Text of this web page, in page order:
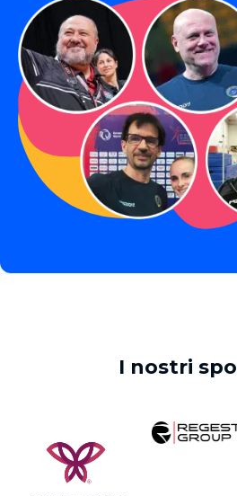
I nostri